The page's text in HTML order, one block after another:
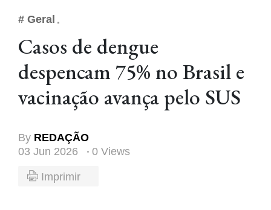
# Geral
Casos de dengue
despencam 75% no Brasil e
vacinação avança pelo SUS
By REDAÇÃO
03 Jun 2026
0 Views
Imprimir